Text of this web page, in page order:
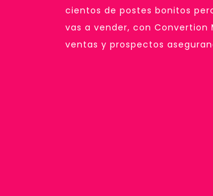
cientos de postes bonitos
vas a vender, con Convertion
ventas y prospectos